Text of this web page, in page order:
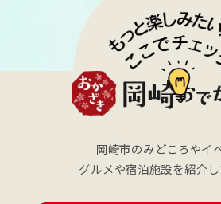
岡崎市のみどころやイ
グルメや宿泊施設を紹介し